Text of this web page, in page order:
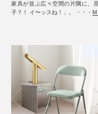
家具が並ぶ広々空間の片隅に、
子？！ イ〜ッスね！」。 ・・・